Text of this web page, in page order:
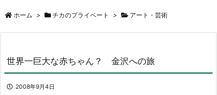
ホーム > チカのプライベート > アート・芸術
世界一巨大な赤ちゃん？ 金沢への旅
2008年9月4日